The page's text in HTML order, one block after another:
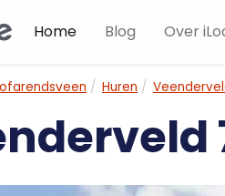
Home Blog Over
Huren